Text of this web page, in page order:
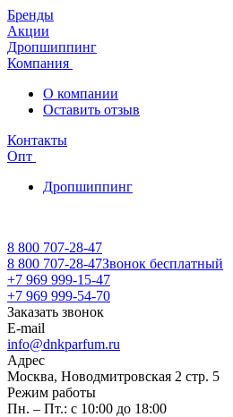
Бренды
Акции
Дропшиппинг
Компания
О компании
Оставить отзыв
Контакты
Опт
Дропшиппинг
8 800 707-28-47
8 800 707-28-47Звонок бесплатный
+7 969 999-15-47
+7 969 999-54-70
Заказать звонок
E-mail
info@dnkparfum.ru
Адрес
Москва, Новодмитровская 2 стр. 5
Режим работы
Пн. – Пт.: с 10:00 до 18:00